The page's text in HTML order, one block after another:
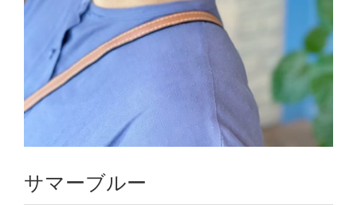
サマーブルー